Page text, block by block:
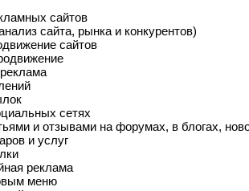
сайтов
сайта, рынка и конкурентов)
сайтов
сетях
и отзывами на форумах, в блогах,
и услуг
реклама
меню